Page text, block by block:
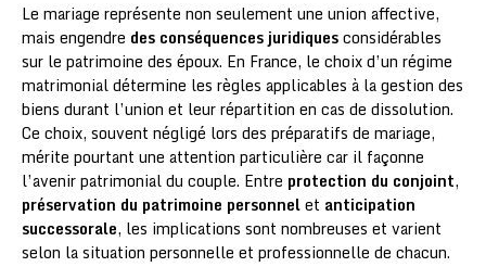
Le mariage représente non seulement une union affective,
mais engendre des conséquences juridiquesconsidérables
sur le patrimoine des époux. En France, le choix d’un régime
matrimonial détermine les règles applicables à la gestion des
biens durant l’union et leur répartition en cas de dissolution.
Ce choix, souvent négligé lors des préparatifs de mariage,
mérite pourtant une attention particulière car il façonne
l’avenir patrimonial du couple. Entre protection du conjoint,
préservation du patrimoine personnelet anticipation
successorale, les implications sont nombreuses et varient
selon la situation personnelle et professionnelle de chacun.